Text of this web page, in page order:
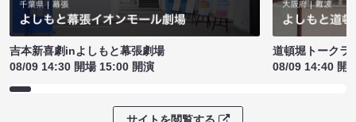
吉本新喜劇inよしもと幕張劇場
08/09 14:30 開場 15:00 開演
道頓堀トークラ
08/09 14:40 開
サイトを閲覧する